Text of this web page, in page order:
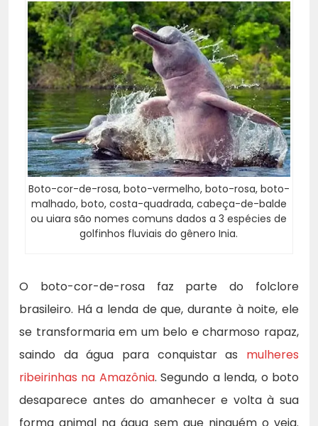
Boto-cor-de-rosa, boto-vermelho, boto-rosa, boto-
malhado, boto, costa-quadrada, cabeça-de-balde
ou uiara são nomes comuns dados a 3 espécies de
golfinhos fluviais do gênero Inia.
O boto-cor-de-rosa faz parte do folclore
brasileiro. Há a lenda de que, durante à noite, ele
se transformaria em um belo e charmoso rapaz,
saindo da água para conquistar as mulheres
ribeirinhas na Amazônia. Segundo a lenda, o boto
desaparece antes do amanhecer e volta à sua
forma animal na água sem que ninguém o veja.